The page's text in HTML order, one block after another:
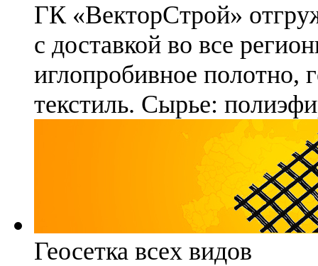
ГК «ВекторСтрой»
с доставкой во все
иглопробивное полотно,
текстиль. Сырье:
Геосетка всех видов